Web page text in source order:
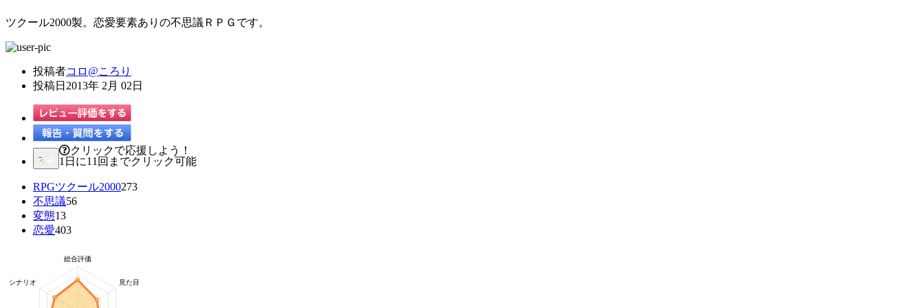
ツクール2000製。恋愛要素ありの不思議ＲＰＧです。
投稿者コロ@ころり
投稿日 2013年 2月 02日
クリックで応援しよう！
1日に11回までクリック可能
RPGツクール2000273
不思議56
変態13
恋愛403